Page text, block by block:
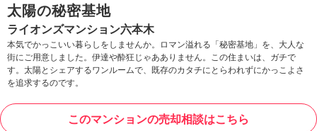
太陽の秘密基地
ライオンズマンション六本木
本気でかっこいい暮らしをしませんか。ロマン溢れる「秘密基地」を、大人な
街にご用意しました。伊達や酔狂じゃあありません。この住まいは、ガチで
す。太陽とシェアするワンルームで、既存のカタチにとらわれずにかっこよさ
を追求するのです。
このマンションの売却相談はこちら